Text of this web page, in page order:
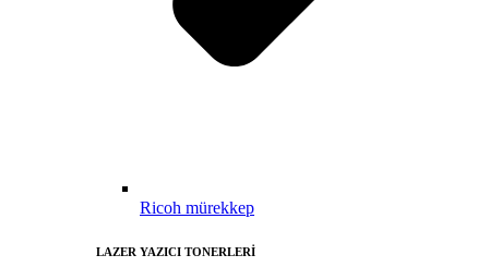
Ricoh mürekkep
LAZER YAZICI TONERLERİ